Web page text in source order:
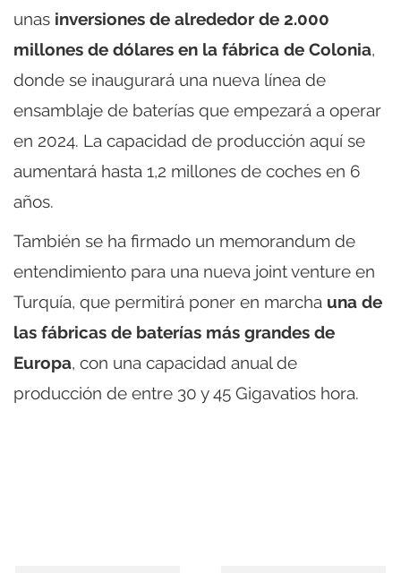
unas inversiones de alrededor de 2.000
millones de dólares en la fábrica de Colonia,
donde se inaugurará una nueva línea de
ensamblaje de baterías que empezará a operar
en 2024. La capacidad de producción aquí se
aumentará hasta 1,2 millones de coches en 6
años.
También se ha firmado un memorandum de
entendimiento para una nueva joint venture en
Turquía, que permitirá poner en marcha una de
las fábricas de baterías más grandes de
Europa, con una capacidad anual de
producción de entre 30 y 45 Gigavatios hora.